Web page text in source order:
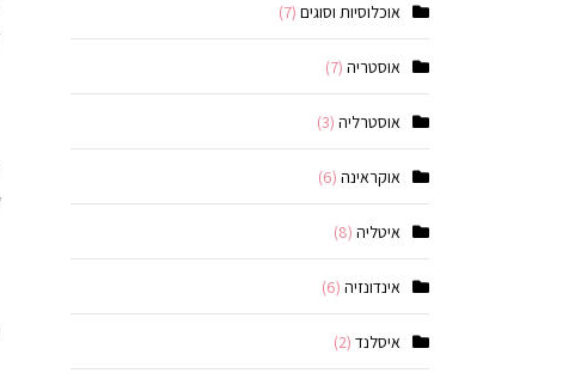
אוכלוסיות וסוגים (7)
אוסטריה (7)
אוסטרליה (3)
אוקראינה (6)
איטליה (8)
אינדונזיה (6)
איסלנד (2)